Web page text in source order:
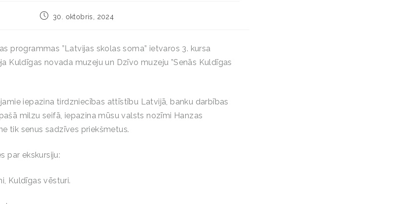
30. oktobris, 2024
programmas ”Latvijas skolas soma” ietvaros 3. kursa
Kuldīgas novada muzeju un Dzīvo muzeju ”Senās Kuldīgas
iepazina tirdzniecības attīstību Latvijā, banku darbības
milzu seifā, iepazina mūsu valsts nozīmi Hanzas
tik senus sadzīves priekšmetus.
par ekskursiju:
Kuldīgas vēsturi.